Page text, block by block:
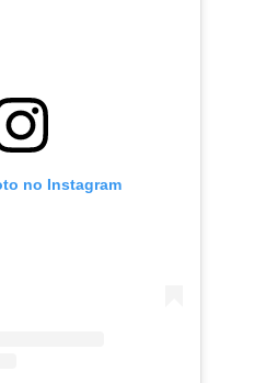
no Instagram